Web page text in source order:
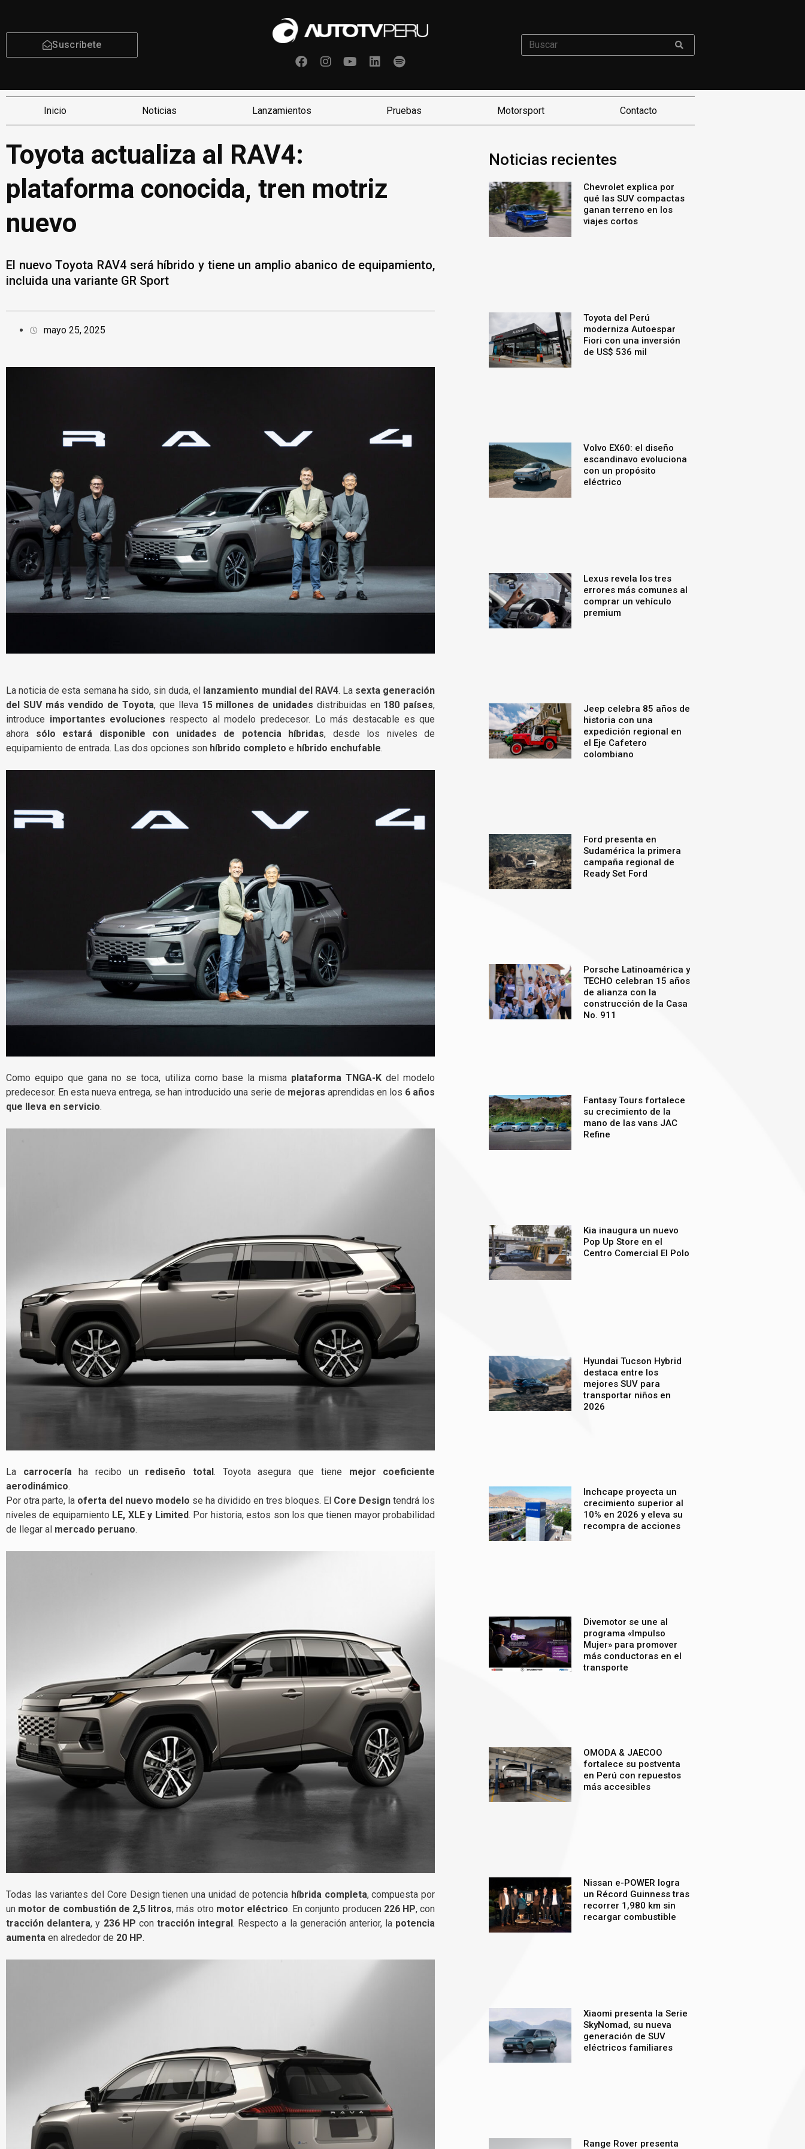
Suscríbete
Inicio Noticias Lanzamientos Pruebas Motorsport Contacto
Toyota actualiza al RAV4:
plataforma conocida, tren motriz
nuevo
El nuevo Toyota RAV4 será híbrido y tiene un amplio abanico de equipamiento,
incluida una variante GR Sport
mayo 25, 2025
La noticia de esta semana ha sido, sin duda, el lanzamiento mundial del RAV4. La sexta generación
del SUV más vendido de Toyota, que lleva 15 millones de unidades distribuidas en 180 países,
introduce importantes evoluciones respecto al modelo predecesor. Lo más destacable es que
ahora sólo estará disponible con unidades de potencia híbridas, desde los niveles de
equipamiento de entrada. Las dos opciones son híbrido completo e híbrido enchufable.
Como equipo que gana no se toca, utiliza como base la misma plataforma TNGA-K del modelo
predecesor. En esta nueva entrega, se han introducido una serie de mejoras aprendidas en los 6 años
que lleva en servicio.
La carrocería ha recibo un rediseño total. Toyota asegura que tiene mejor coeficiente
aerodinámico.
Por otra parte, la oferta del nuevo modelo se ha dividido en tres bloques. El Core Design tendrá los
niveles de equipamiento LE, XLE y Limited. Por historia, estos son los que tienen mayor probabilidad
de llegar al mercado peruano.
Todas las variantes del Core Design tienen una unidad de potencia híbrida completa, compuesta por
un motor de combustión de 2,5 litros, más otro motor eléctrico. En conjunto producen 226 HP, con
tracción delantera, y 236 HP con tracción integral. Respecto a la generación anterior, la potencia
aumenta en alrededor de 20 HP.
Noticias recientes
Chevrolet explica por
qué las SUV compactas
ganan terreno en los
viajes cortos
Toyota del Perú
moderniza Autoespar
Fiori con una inversión
de US$ 536 mil
Volvo EX60: el diseño
escandinavo evoluciona
con un propósito
eléctrico
Lexus revela los tres
errores más comunes al
comprar un vehículo
premium
Jeep celebra 85 años de
historia con una
expedición regional en
el Eje Cafetero
colombiano
Ford presenta en
Sudamérica la primera
campaña regional de
Ready Set Ford
Porsche Latinoamérica y
TECHO celebran 15 años
de alianza con la
construcción de la Casa
No. 911
Fantasy Tours fortalece
su crecimiento de la
mano de las vans JAC
Refine
Kia inaugura un nuevo
Pop Up Store en el
Centro Comercial El Polo
Hyundai Tucson Hybrid
destaca entre los
mejores SUV para
transportar niños en
2026
Inchcape proyecta un
crecimiento superior al
10% en 2026 y eleva su
recompra de acciones
Divemotor se une al
programa «Impulso
Mujer» para promover
más conductoras en el
transporte
OMODA & JAECOO
fortalece su postventa
en Perú con repuestos
más accesibles
Nissan e-POWER logra
un Récord Guinness tras
recorrer 1,980 km sin
recargar combustible
Xiaomi presenta la Serie
SkyNomad, su nueva
generación de SUV
eléctricos familiares
Range Rover presenta